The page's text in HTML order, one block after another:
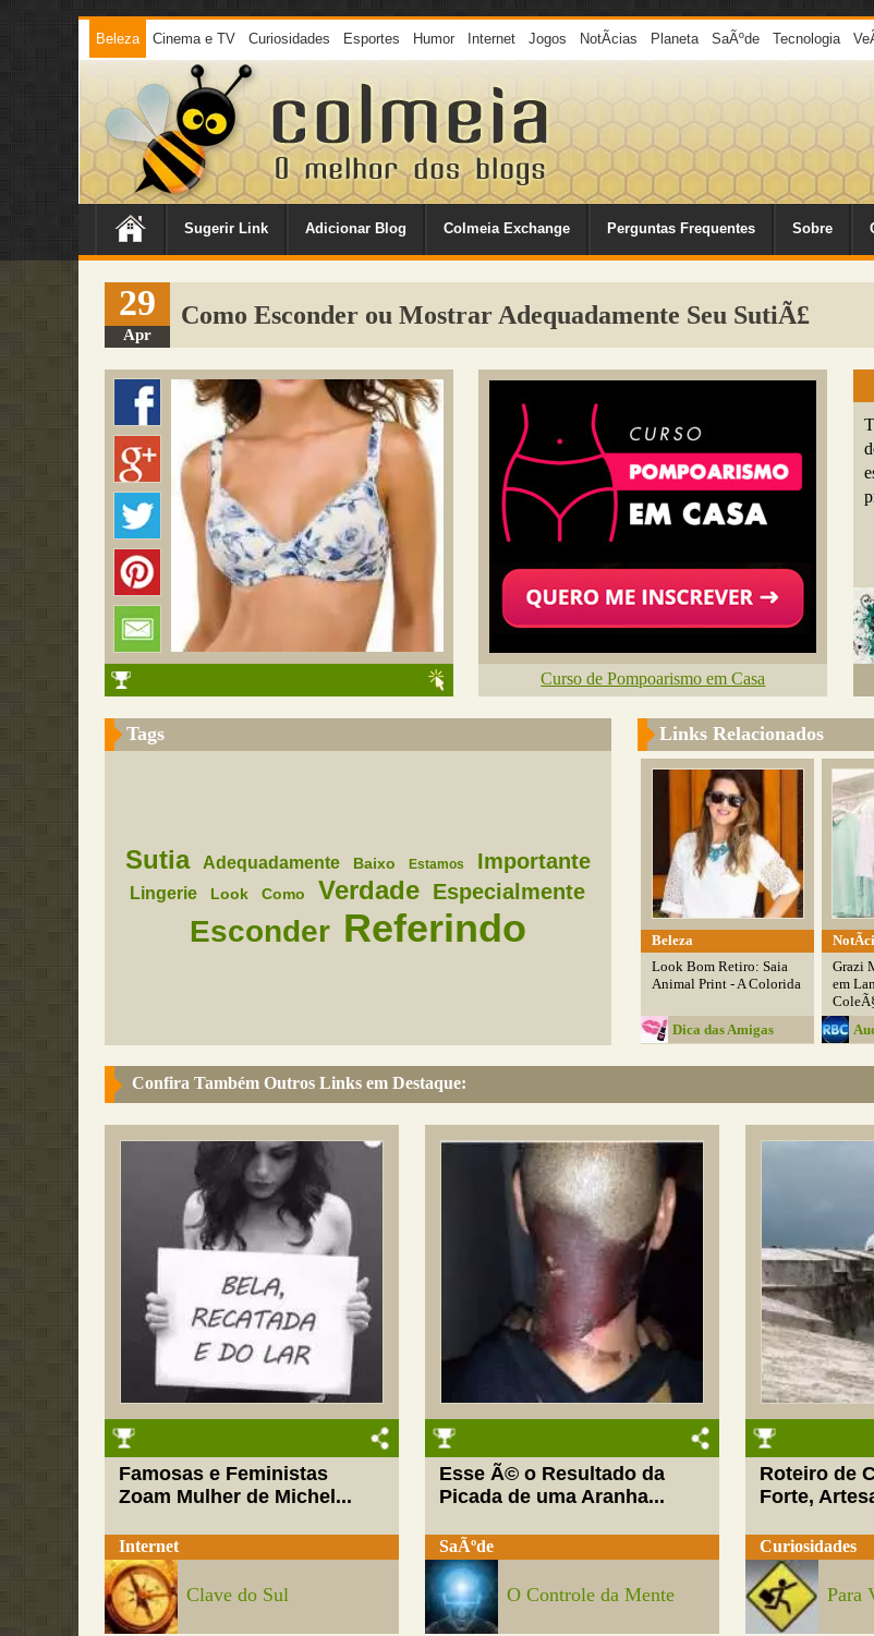
Beleza Cinema e TV Curiosidades Esportes Humor Internet Jogos NotÃ­cias Planeta SaÃºde Tecnologia
Sugerir Link Adicionar Blog Colmeia Exchange Perguntas Frequentes Sobre
29
Apr
Como Esconder ou Mostrar Adequadamente Seu SutiÃ£
Curso de Pompoarismo em Casa
Tags
Sutia Adequadamente Baixo Estamos Importante
Lingerie Look Como Verdade Especialmente
Esconder Referindo
Links Relacionados
Beleza
Look Bom Retiro: Saia
Animal Print - A Colorida
Dica das Amigas
Grazi
em
Confira Também Outros Links em Destaque:
Famosas e Feministas
Zoam Mulher de Michel...
Internet
Clave do Sul
Esse Ã© o Resultado da
Picada de uma Aranha...
SaÃºde
O Controle da Mente
Roteiro de
Forte,
Curiosidades
Para